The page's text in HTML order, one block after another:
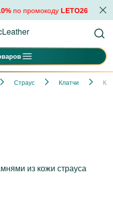
по промокоду LETO26
Страус Клатчи